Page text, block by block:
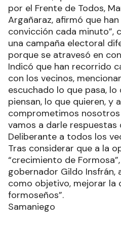
por el Frente de Todos,
Argañaraz, afirmó que
convicción cada minuto”,
una campaña electoral
porque se atravesó en
Indicó que han recorrido
con los vecinos,
escuchado lo que pasa, lo
piensan, lo que quieren, y
comprometimos
vamos a darle respuestas
Deliberante a todos los
Tras considerar que a la
“crecimiento de
gobernador Gildo Insfrán,
como objetivo, mejorar la
formoseños”.
Samaniego